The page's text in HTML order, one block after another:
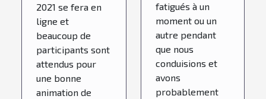
2021 se fera en
ligne et
beaucoup de
participants sont
attendus pour
une bonne
animation de
fatigués à un
moment ou un
autre pendant
que nous
conduisions et
avons
probablement